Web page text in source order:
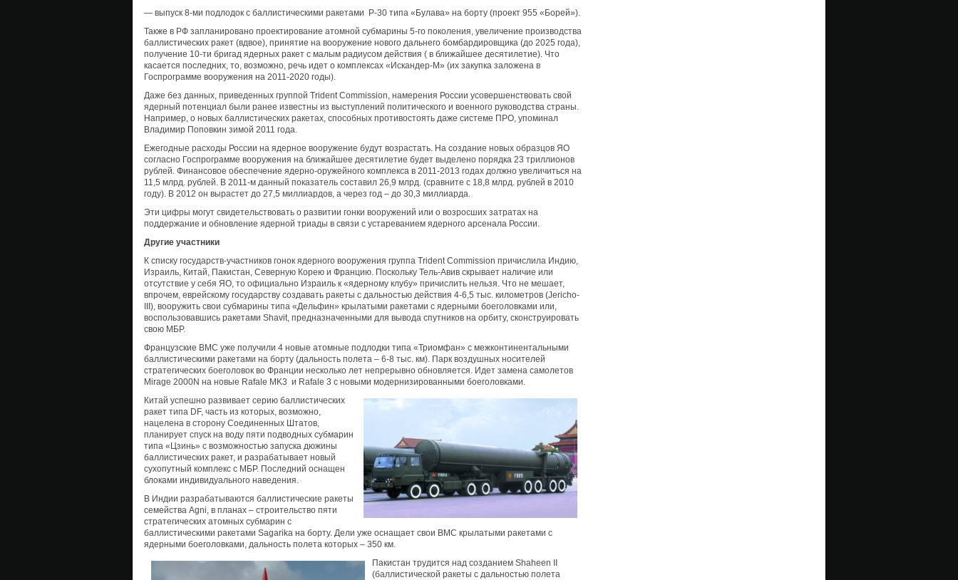
— выпуск 8-ми подлодок с баллистическими ракетами Р-30 типа «Булава» на борту (проект 955 «Борей»).
Также в РФ запланировано проектирование атомной субмарины 5-го поколения, увеличение производства
баллистических ракет (вдвое), принятие на вооружение нового дальнего бомбардировщика (до 2025 года),
получение 10-ти бригад ядерных ракет с малым радиусом действия ( в ближайшее десятилетие). Что
касается последних, то, возможно, речь идет о комплексах «Искандер-М» (их закупка заложена в
Госпрограмме вооружения на 2011-2020 годы).
Даже без данных, приведенных группой Trident Commission, намерения России усовершенствовать свой
ядерный потенциал были ранее известны из выступлений политического и военного руководства страны.
Например, о новых баллистических ракетах, способных противостоять даже системе ПРО, упоминал
Владимир Поповкин зимой 2011 года.
Ежегодные расходы России на ядерное вооружение будут возрастать. На создание новых образцов ЯО
согласно Госпрограмме вооружения на ближайшее десятилетие будет выделено порядка 23 триллионов
рублей. Финансовое обеспечение ядерно-оружейного комплекса в 2011-2013 годах должно увеличиться на
11,5 млрд. рублей. В 2011-м данный показатель составил 26,9 млрд. (сравните с 18,8 млрд. рублей в 2010
году). В 2012 он вырастет до 27,5 миллиардов, а через год – до 30,3 миллиарда.
Эти цифры могут свидетельствовать о развитии гонки вооружений или о возросших затратах на
поддержание и обновление ядерной триады в связи с устареванием ядерного арсенала России.
Другие участники
К списку государств-участников гонок ядерного вооружения группа Trident Commission причислила Индию,
Израиль, Китай, Пакистан, Северную Корею и Францию. Поскольку Тель-Авив скрывает наличие или
отсутствие у себя ЯО, то официально Израиль к «ядерному клубу» причислить нельзя. Что не мешает,
впрочем, еврейскому государству создавать ракеты с дальностью действия 4-6,5 тыс. километров (Jericho-
III), вооружить свои субмарины типа «Дельфин» крылатыми ракетами с ядерными боеголовками или,
воспользовавшись ракетами Shavit, предназначенными для вывода спутников на орбиту, сконструировать
свою МБР.
Французские ВМС уже получили 4 новые атомные подлодки типа «Триомфан» с межконтинентальными
баллистическими ракетами на борту (дальность полета – 6-8 тыс. км). Парк воздушных носителей
стратегических боеголовок во Франции несколько лет непрерывно обновляется. Идет замена самолетов
Mirage 2000N на новые Rafale MK3 и Rafale 3 с новыми модернизированными боеголовками.
Китай успешно развивает серию баллистических
ракет типа DF, часть из которых, возможно,
нацелена в сторону Соединенных Штатов,
планирует спуск на воду пяти подводных субмарин
типа «Цзинь» с возможностью запуска дюжины
баллистических ракет, и разрабатывает новый
сухопутный комплекс с МБР. Последний оснащен
блоками индивидуального наведения.
В Индии разрабатываются баллистические ракеты
семейства Agni, в планах – строительство пяти
стратегических атомных субмарин с
баллистическими ракетами Sagarika на борту. Дели уже оснащает свои ВМС крылатыми ракетами с
ядерными боеголовками, дальность полета которых – 350 км.
Пакистан трудится над созданием Shaheen II
(баллистической ракеты с дальностью полета